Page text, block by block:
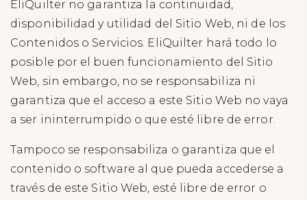
EliQuilter no garantiza la continuidad,
disponibilidad y utilidad del Sitio Web, ni de los
Contenidos o Servicios. EliQuilter hará todo lo
posible por el buen funcionamiento del Sitio
Web, sin embargo, no se responsabiliza ni
garantiza que el acceso a este Sitio Web no vaya
a ser ininterrumpido o que esté libre de error.
Tampoco se responsabiliza o garantiza que el
contenido o software al que pueda accederse a
través de este Sitio Web, esté libre de error o